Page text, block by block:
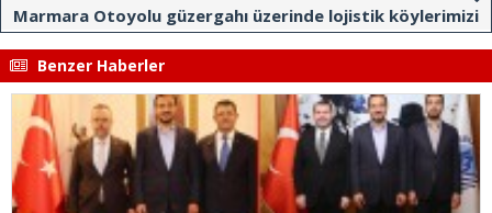
Marmara Otoyolu güzergahı üzerinde lojistik köylerimizi
Benzer Haberler